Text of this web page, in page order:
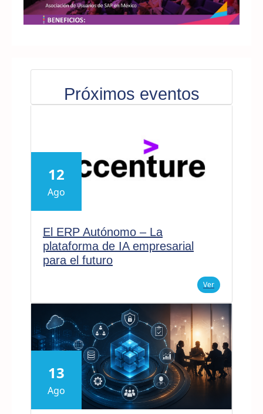
Próximos eventos
12
Ago
El ERP Autónomo – La
plataforma de IA empresarial
para el futuro
Ver
13
Ago